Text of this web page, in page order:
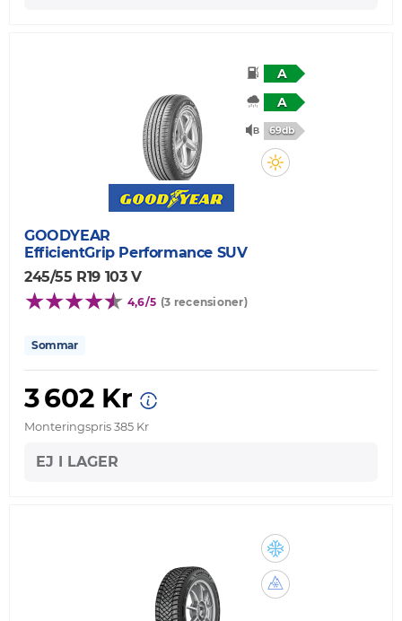
A
A
69db
GOODYEAR
EfficientGrip Performance SUV
245/55 R19 103 V
4,6/5 (3 recensioner)
Sommar
3 602 Kr
Monteringspris 385 Kr
EJ I LAGER